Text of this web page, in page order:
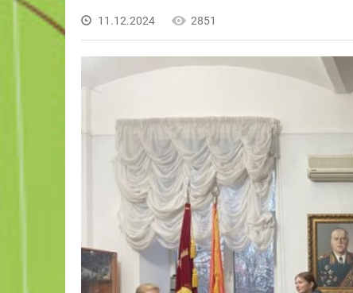
11.12.2024 2851